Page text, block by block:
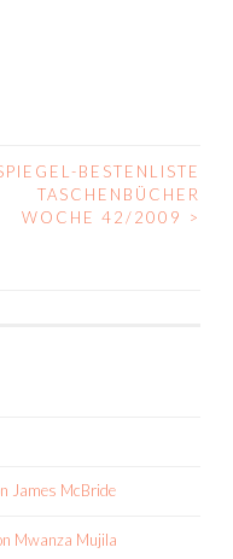
BESTENLISTE
TASCHENBÜCHER
WOCHE 42/2009
>
James McBride
Mwanza Mujila